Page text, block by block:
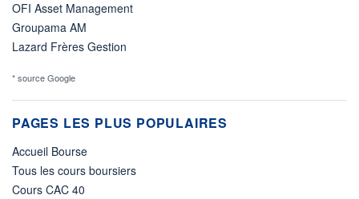
OFI Asset Management
Groupama AM
Lazard Frères Gestion
* source Google
PAGES LES PLUS POPULAIRES
Accueil Bourse
Tous les cours boursiers
Cours CAC 40